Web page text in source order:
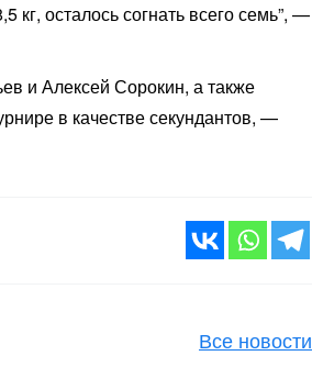
кг, осталось согнать всего семь”, —
и Алексей Сорокин, а также
в качестве секундантов, —
Все новости